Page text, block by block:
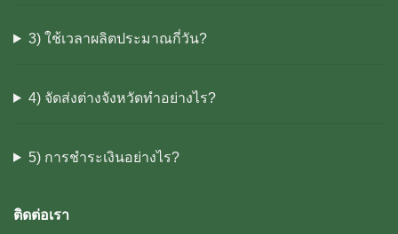
3) ใช้เวลาผลิตประมาณกี่วัน?
4) จัดส่งต่างจังหวัดทำอย่างไร?
5) การชำระเงินอย่างไร?
ติดต่อเรา